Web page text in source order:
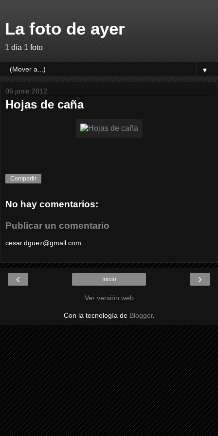
La foto de ayer
1 día 1 foto
▼
06 junio 2012
Hojas de caña
Compartir
No hay comentarios:
Publicar un comentario
cesar.dguez@gmail.com
‹ ›
Inicio
Ver versión web
Con la tecnología de Blogger.